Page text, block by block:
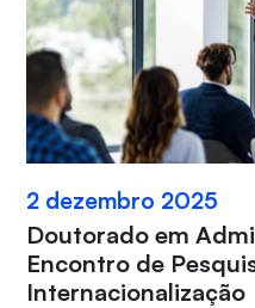
2 dezembro 2025
Doutorado em
Encontro de
Internacionalização